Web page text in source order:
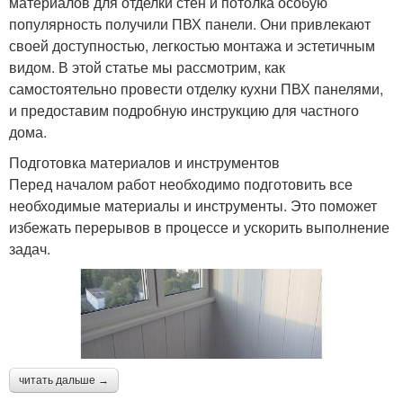
популярность получили ПВХ панели. Они привлекают
своей доступностью, легкостью монтажа и эстетичным
видом. В этой статье мы рассмотрим, как
самостоятельно провести отделку кухни ПВХ панелями,
и предоставим подробную инструкцию для частного
дома.
Подготовка материалов и инструментов
Перед началом работ необходимо подготовить все
необходимые материалы и инструменты. Это поможет
избежать перерывов в процессе и ускорить выполнение
задач.
читать дальше →